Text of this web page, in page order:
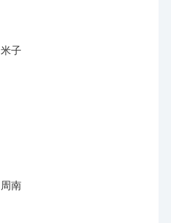
米子
周南